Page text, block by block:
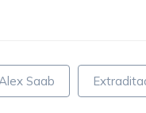
Saab